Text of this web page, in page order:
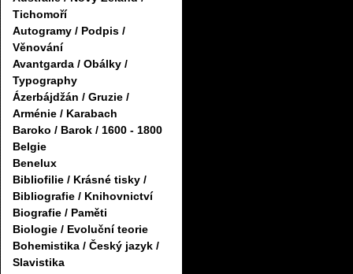
Tichomoří
Autogramy / Podpis /
Věnování
Avantgarda / Obálky /
Typography
Ázerbájdžán / Gruzie /
Arménie / Karabach
Baroko / Barok / 1600 - 1800
Belgie
Benelux
Bibliofilie / Krásné tisky /
Bibliografie / Knihovnictví
Biografie / Paměti
Biologie / Evoluční teorie
Bohemistika / Český jazyk /
Slavistika